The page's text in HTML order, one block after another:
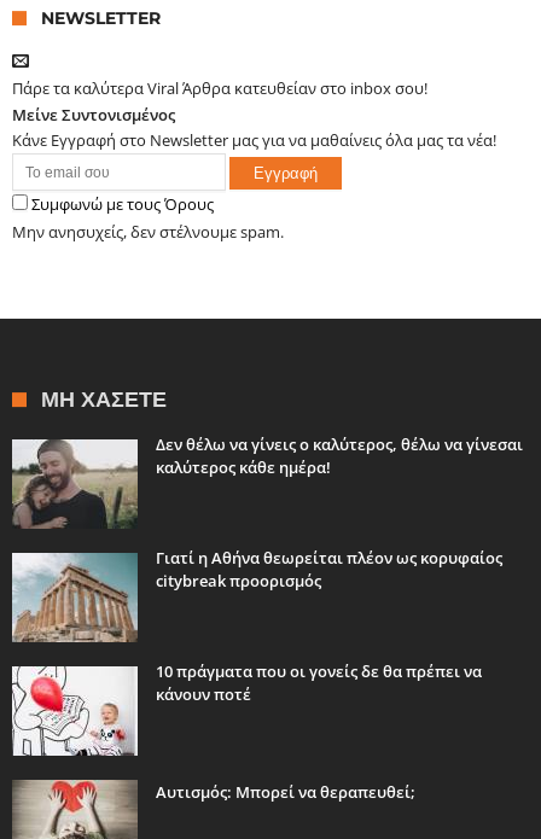
NEWSLETTER
Πάρε τα καλύτερα Viral Άρθρα κατευθείαν στο inbox σου!
Μείνε Συντονισμένος
Κάνε Εγγραφή στο Newsletter μας για να μαθαίνεις όλα μας τα νέα!
Συμφωνώ με τους Όρους
Μην ανησυχείς, δεν στέλνουμε spam.
ΜΗ ΧΆΣΕΤΕ
Δεν θέλω να γίνεις ο καλύτερος, θέλω να γίνεσαι
καλύτερος κάθε ημέρα!
Γιατί η Αθήνα θεωρείται πλέον ως κορυφαίος
citybreak προορισμός
10 πράγματα που οι γονείς δε θα πρέπει να
κάνουν ποτέ
Aυτισμός: Μπορεί να θεραπευθεί;